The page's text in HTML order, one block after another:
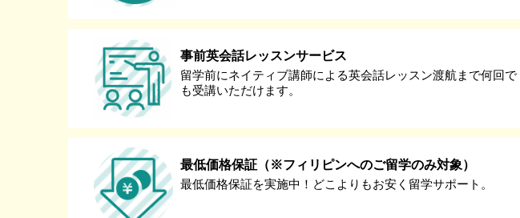
事前英会話レッスンサービス
留学前にネイティブ講師による英会話レッスン渡航まで何回で
も受講いただけます。
最低価格保証（※フィリピンへのご留学のみ対象）
最低価格保証を実施中！どこよりもお安く留学サポート。